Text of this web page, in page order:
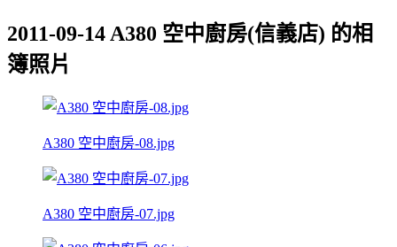
2011-09-14 A380 空中廚房(信義店) 的相
簿照片
A380 空中廚房-08.jpg
A380 空中廚房-07.jpg